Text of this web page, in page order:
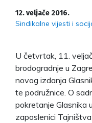
12. veljače 2016.
Sindikalne vijesti i
U četvrtak, 11.
brodogradnje u
novog izdanja
te podružnice. O
pokretanje Glasnika
zaposlenici